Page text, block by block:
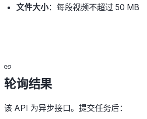
文件大小：每段视频不超过 50 MB
轮询结果
该 API 为异步接口。提交任务后：